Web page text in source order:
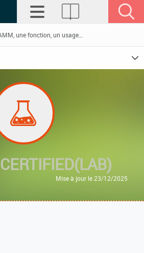
CERTIFIED(LAB)
Mise à jour le 23/12/2025